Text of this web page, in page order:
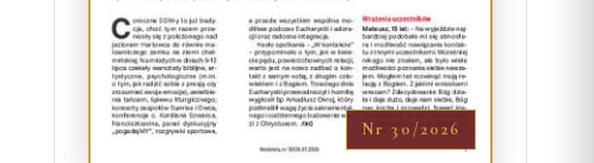
Nr 30/2026